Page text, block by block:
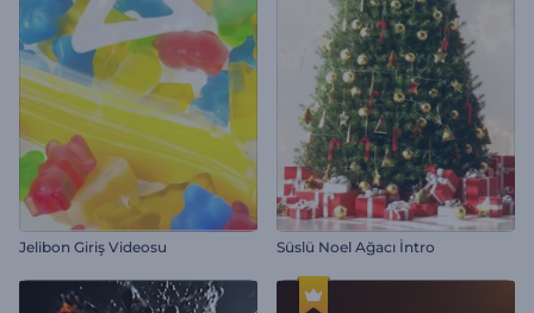
Jelibon Giriş Videosu Süslü Noel Ağacı İntro